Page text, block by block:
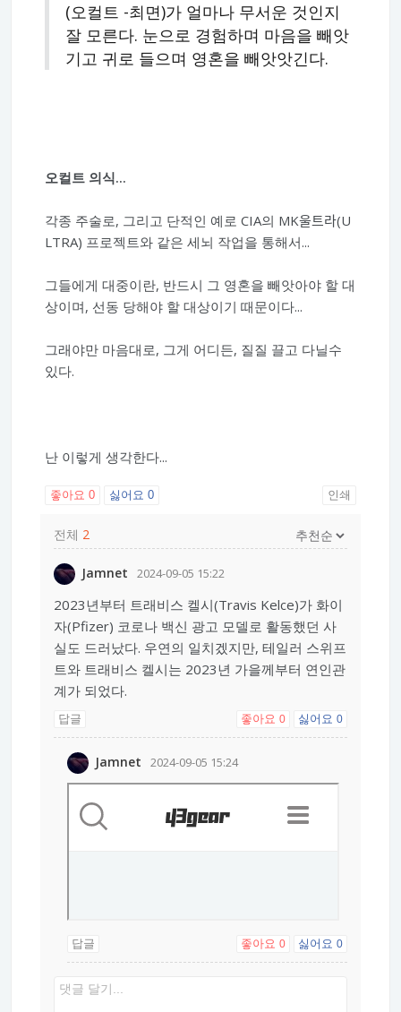
(오컬트 -최면)가 얼마나 무서운 것인지
잘 모른다. 눈으로 경험하며 마음을 빼앗
기고 귀로 들으며 영혼을 빼앗앗긴다.
오컬트 의식...
각종 주술로, 그리고 단적인 예로 CIA의 MK울트라(U
LTRA) 프로젝트와 같은 세뇌 작업을 통해서...
그들에게 대중이란, 반드시 그 영혼을 빼앗아야 할 대
상이며, 선동 당해야 할 대상이기 때문이다...
그래야만 마음대로, 그게 어디든, 질질 끌고 다닐수
있다.
난 이렇게 생각한다...
좋아요 0 싫어요 0 인쇄
전체 2
Jamnet 2024-09-05 15:22
2023년부터 트래비스 켈시(Travis Kelce)가 화이
자(Pfizer) 코로나 백신 광고 모델로 활동했던 사
실도 드러났다. 우연의 일치겠지만, 테일러 스위프
트와 트래비스 켈시는 2023년 가을께부터 연인관
계가 되었다.
답글 좋아요 0 싫어요 0
Jamnet 2024-09-05 15:24
답글 좋아요 0 싫어요 0